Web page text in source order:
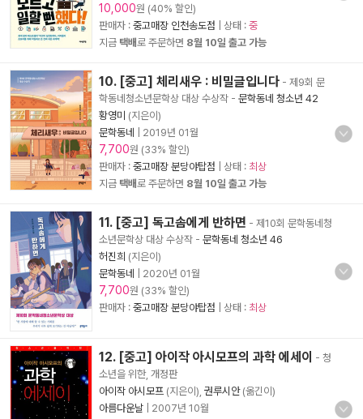
10,000원 (40% 할인)
판매자 : 중고매장 인천송도점 | 상태 : 중
지금 택배로 주문하면 8월 10일 출고 가능
10. [중고] 체리새우 : 비밀글입니다 - 제9회 문
학동네청소년문학상 대상 수상작 - 문학동네 청소년 42
황영미 (지은이)
문학동네
2019년 01월
7,700원 (33% 할인)
판매자 : 중고매장 분당야탑점 | 상태 : 최상
지금 택배로 주문하면 8월 10일 출고 가능
11. [중고] 독고솜에게 반하면 - 제10회 문학동네청
소년문학상 대상 수상작 - 문학동네 청소년 46
허진희 (지은이)
문학동네
2020년 01월
7,700원 (33% 할인)
판매자 : 중고매장 분당야탑점 | 상태 : 최상
12. [중고] 아이작 아시모프의 과학 에세이 - 청
소년을 위한, 개정판
아이작 아시모프 (지은이), 권루시안(옮긴이)
아름다운날
2007년 10월